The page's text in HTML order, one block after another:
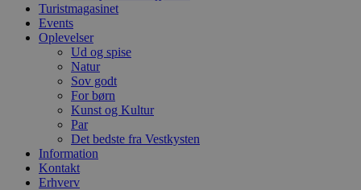
Turistmagasinet
Events
Oplevelser
Ud og spise
Natur
Sov godt
For børn
Kunst og Kultur
Par
Det bedste fra Vestkysten
Information
Kontakt
Erhverv